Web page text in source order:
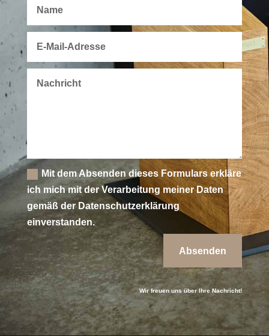
Mit dem Absenden dieses Formulars erkläre
ich mich mit der Verarbeitung meiner Daten
gemäß der Datenschutzerklärung
einverstanden.
Absenden
Wir freuen uns über Ihre Nachricht!